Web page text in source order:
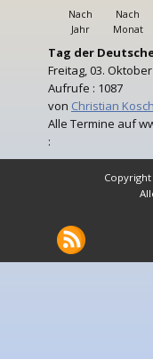
Nach
Jahr
Nach
Monat
Tag der
Freitag, 03.
Aufrufe : 1087
von Christian
Alle Termine auf
: